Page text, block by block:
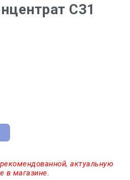
C31
актуальную
в магазине.